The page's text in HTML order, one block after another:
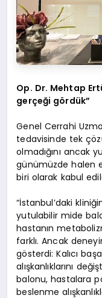
Op. Dr. Mehtap
gerçeği gördük”
Genel Cerrahi
tedavisinde tek
olmadığını ancak
günümüzde halen
biri olarak kabul
“İstanbul’daki
yutulabilir mide
hastanın
farklı. Ancak
gösterdi: Kalıcı
alışkanlıklarını
balonu, hastalara
beslenme